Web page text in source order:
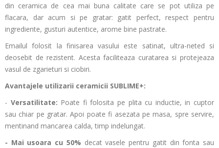
din ceramica de cea mai buna calitate care se pot utiliza pe
flacara, dar acum si pe gratar: gatit perfect, respect pentru
ingrediente, gusturi autentice, arome bine pastrate.
Emailul folosit la finisarea vasului este satinat, ultra-neted si
deosebit de rezistent. Acesta faciliteaza curatarea si protejeaza
vasul de zgarieturi si ciobiri.
Avantajele utilizarii ceramicii SUBLIME+:
- Versatilitate: Poate fi folosita pe plita cu inductie, in cuptor
sau chiar pe gratar. Apoi poate fi asezata pe masa, spre servire,
mentinand mancarea calda, timp indelungat.
- Mai usoara cu 50% decat vasele pentru gatit din fonta sau